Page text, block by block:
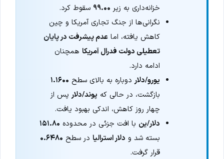
خزانه‌داری به زیر ۹۹.۰۰ سقوط کرد.
نگرانی‌ها از جنگ تجاری آمریکا و چین
کاهش یافته، اماعدم پیشرفت در پایان
تعطیلی دولت فدرال آمریکا همچنان
ادامه دارد.
یورو/دلاردوباره به بالای سطح ۱.۱۶۰۰
بازگشت، در حالی که پوند/دلارپس از
چهار روز کاهش، اندکی بهبود یافت.
دلار/ین با افت جزئی در محدوده ۱۵۱.۸۰
بسته شد و دلار استرالیا در سطح ۰.۶۴۸۰
قرار گرفت.